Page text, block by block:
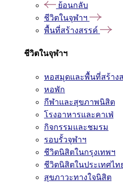
ย้อนกลับ
ชีวิตในจุฬาฯ
พื้นที่สร้างสรรค์
ชีวิตในจุฬาฯ
หอสมุดและพื้นที่สร้าง
หอพัก
กีฬาและสุขภาพนิสิต
โรงอาหารและคาเฟ่
กิจกรรมและชมรม
รอบรั้วจุฬาฯ
ชีวิตนิสิตในกรุงเทพฯ
ชีวิตนิสิตในประเทศไท
สุขภาวะทางใจนิสิต